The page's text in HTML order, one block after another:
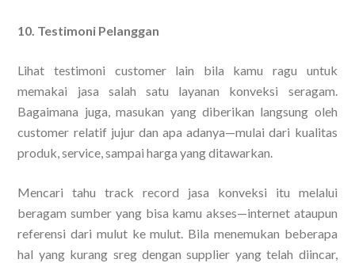
10. Testimoni Pelanggan
Lihat testimoni customer lain bila kamu ragu untuk
memakai jasa salah satu layanan konveksi seragam.
Bagaimana juga, masukan yang diberikan langsung oleh
customer relatif jujur dan apa adanya—mulai dari kualitas
produk, service, sampai harga yang ditawarkan.
Mencari tahu track record jasa konveksi itu melalui
beragam sumber yang bisa kamu akses—internet ataupun
referensi dari mulut ke mulut. Bila menemukan beberapa
hal yang kurang sreg dengan supplier yang telah diincar,